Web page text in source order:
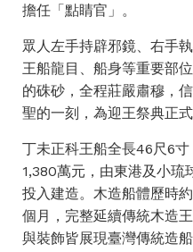
擔任「點睛官」。
眾人左手持辟邪鏡、右手
王船龍目、船身等重要部
的硃砂，全程莊嚴肅穆，
聖的一刻，為迎王祭典正式
丁未正科王船全長46尺6
1,380萬元，由東港及小琉
投入建造。木造船體歷時
個月，完整延續傳統木造
與裝飾皆展現臺灣傳統造